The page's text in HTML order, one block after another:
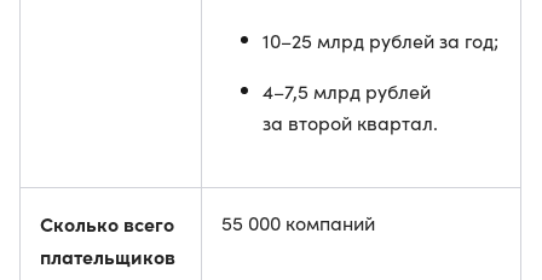
10–25 млрд рублей за год;
4–7,5 млрд рублей
за второй квартал.
Сколько всего
плательщиков
55 000 компаний